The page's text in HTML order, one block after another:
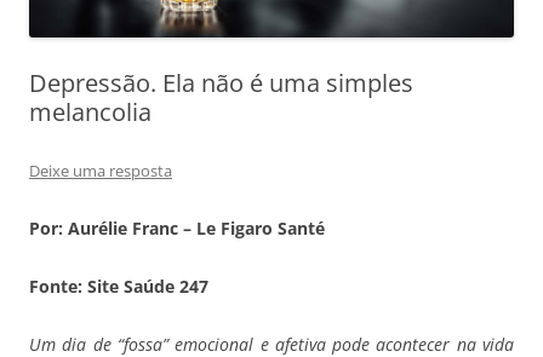
Depressão. Ela não é uma simples
melancolia
Deixe uma resposta
Por: Aurélie Franc – Le Figaro Santé
Fonte: Site Saúde 247
Um dia de “fossa” emocional e afetiva pode acontecer na vida